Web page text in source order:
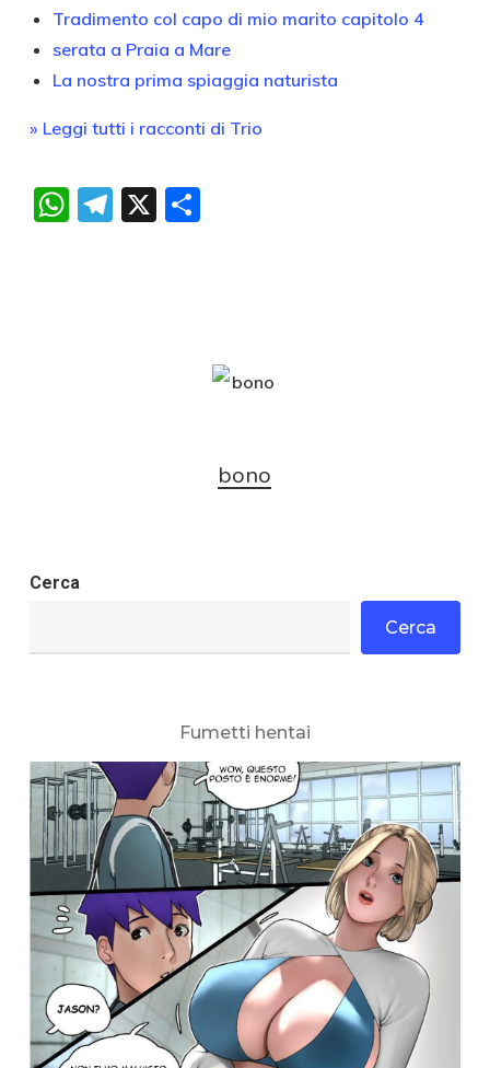
Tradimento col capo di mio marito capitolo 4
serata a Praia a Mare
La nostra prima spiaggia naturista
» Leggi tutti i racconti di Trio
WhatsApp
Telegram
X Condividi
bono
Cerca
Cerca
Fumetti hentai